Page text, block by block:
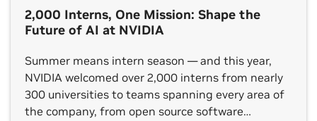
2,000 Interns, One Mission: Shape the
Future of AI at NVIDIA
Summer means intern season — and this year,
NVIDIA welcomed over 2,000 interns from nearly
300 universities to teams spanning every area of
the company, from open source software